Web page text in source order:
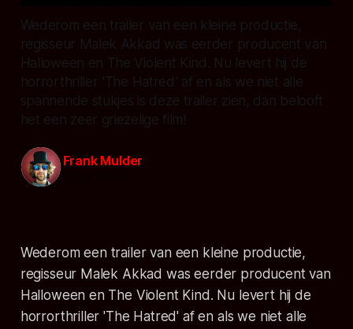
Wederom een trailer van een kleine productie,
regisseur Malek Akkad was eerder producent van
Halloween en The Violent Kind. Nu levert hij de
horrorthriller 'The Hatred' af en als we niet alle
spannende stukjes is deze trailer zien, dan belooft
het een zeer griezelige film!
Frank Mulder
Wederom een trailer van een kleine productie,
regisseur Malek Akkad was eerder producent van
Halloween en The Violent Kind. Nu levert hij de
horrorthriller 'The Hatred' af en als we niet alle